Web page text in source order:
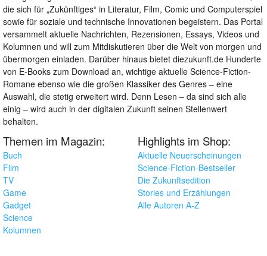
die sich für „Zukünftiges“ in Literatur, Film, Comic und Computerspiel
sowie für soziale und technische Innovationen begeistern. Das Portal
versammelt aktuelle Nachrichten, Rezensionen, Essays, Videos und
Kolumnen und will zum Mitdiskutieren über die Welt von morgen und
übermorgen einladen. Darüber hinaus bietet diezukunft.de Hunderte
von E-Books zum Download an, wichtige aktuelle Science-Fiction-
Romane ebenso wie die großen Klassiker des Genres – eine
Auswahl, die stetig erweitert wird. Denn Lesen – da sind sich alle
einig – wird auch in der digitalen Zukunft seinen Stellenwert
behalten.
Themen im Magazin:
Buch
Film
TV
Game
Gadget
Science
Kolumnen
Highlights im Shop:
Aktuelle Neuerscheinungen
Science-Fiction-Bestseller
Die Zukunftsedition
Stories und Erzählungen
Alle Autoren A-Z